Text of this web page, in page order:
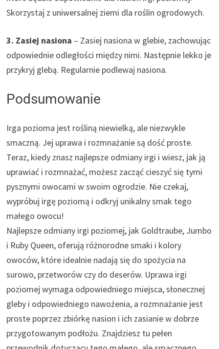
Skorzystaj z uniwersalnej ziemi dla roślin ogrodowych.
3. Zasiej nasiona – Zasiej nasiona w glebie, zachowując
odpowiednie odległości między nimi. Następnie lekko je
przykryj glebą. Regularnie podlewaj nasiona.
Podsumowanie
Irga pozioma jest rośliną niewielką, ale niezwykle
smaczną. Jej uprawa i rozmnażanie są dość proste.
Teraz, kiedy znasz najlepsze odmiany irgi i wiesz, jak ją
uprawiać i rozmnażać, możesz zacząć cieszyć się tymi
pysznymi owocami w swoim ogrodzie. Nie czekaj,
wypróbuj irgę poziomą i odkryj unikalny smak tego
małego owocu!
Najlepsze odmiany irgi poziomej, jak Goldtraube, Jumbo
i Ruby Queen, oferują różnorodne smaki i kolory
owoców, które idealnie nadają się do spożycia na
surowo, przetworów czy do deserów. Uprawa irgi
poziomej wymaga odpowiedniego miejsca, słonecznej
gleby i odpowiedniego nawożenia, a rozmnażanie jest
proste poprzez zbiórkę nasion i ich zasianie w dobrze
przygotowanym podłożu. Znajdziesz tu pełen